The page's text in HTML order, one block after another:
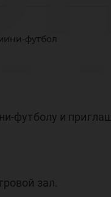
футбол
футболу и
зал.